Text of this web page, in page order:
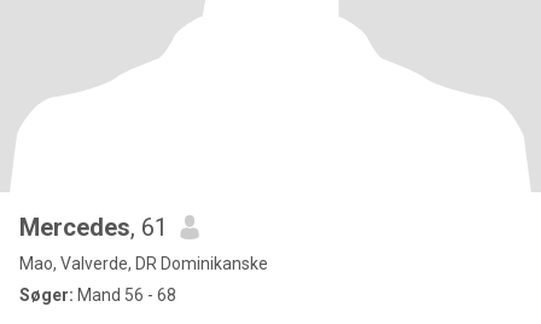
Mercedes, 61
Mao, Valverde, DR Dominikanske
Søger: Mand 56 - 68